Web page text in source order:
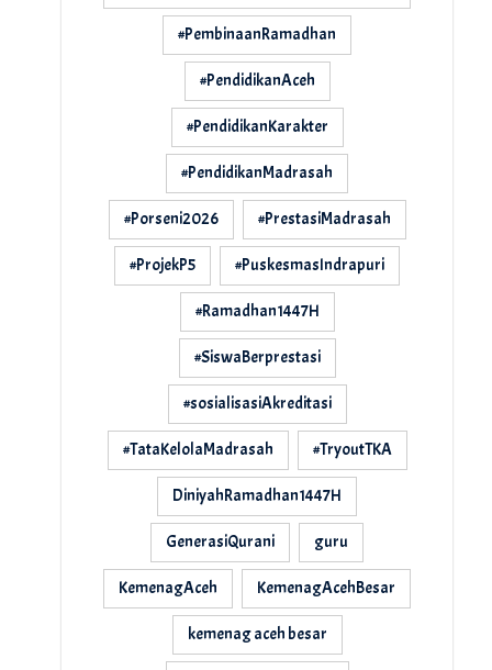
#PembinaanRamadhan
#PendidikanAceh
#PendidikanKarakter
#PendidikanMadrasah
#Porseni2026 #PrestasiMadrasah
#ProjekP5 #PuskesmasIndrapuri
#Ramadhan1447H
#SiswaBerprestasi
#sosialisasiAkreditasi
#TataKelolaMadrasah #TryoutTKA
DiniyahRamadhan1447H
GenerasiQurani guru
KemenagAceh KemenagAcehBesar
kemenag aceh besar